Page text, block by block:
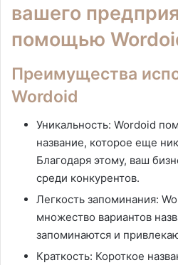
вашего
помощью
Преимущества
Wordoid
Уникальность: Wordoid
название, которое еще
Благодаря этому, ваш
среди конкурентов.
Легкость запоминания:
множество вариантов
запоминаются и
Краткость: Короткое